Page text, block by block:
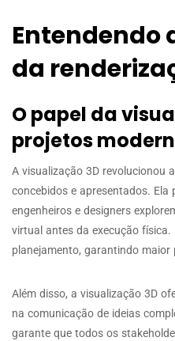
Entendendo
da
O papel da
projetos
A visualização 3D revolucionou
concebidos e apresentados. Ela
engenheiros e designers
virtual antes da execução
planejamento, garantindo maior
Além disso, a visualização 3D
na comunicação de ideias
garante que todos os